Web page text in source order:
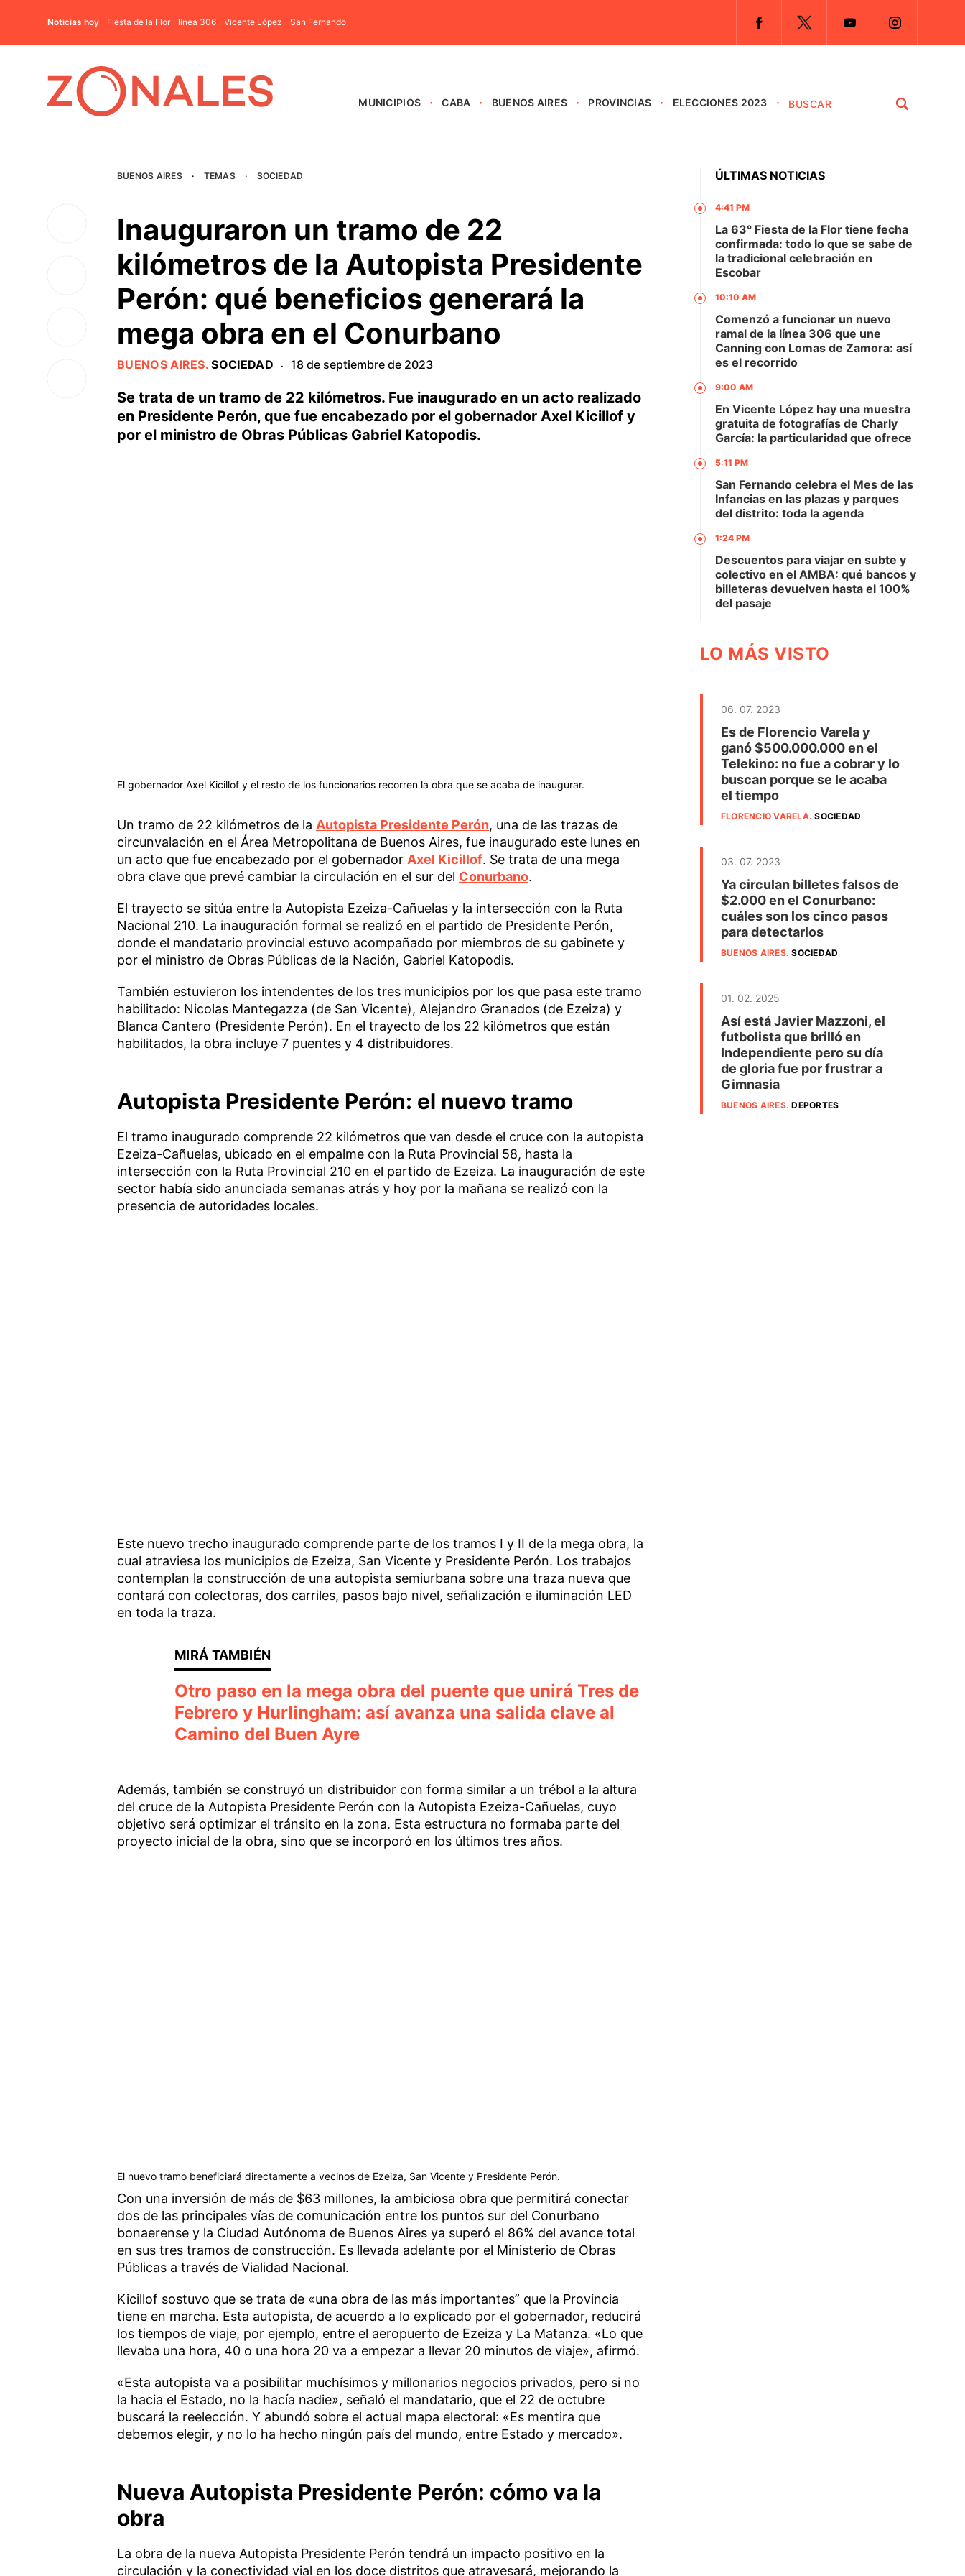
Noticias hoy Fiesta de la Flor línea 306 Vicente López San Fernando
MUNICIPIOS CABA BUENOS AIRES PROVINCIAS ELECCIONES 2023
BUENOS AIRES · TEMAS · SOCIEDAD
Inauguraron un tramo de 22
kilómetros de la Autopista Presidente
Perón: qué beneficios generará la
mega obra en el Conurbano
BUENOS AIRES.SOCIEDAD · 18 de septiembre de 2023
Se trata de un tramo de 22 kilómetros. Fue inaugurado en un acto realizado
en Presidente Perón, que fue encabezado por el gobernador Axel Kicillof y
por el ministro de Obras Públicas Gabriel Katopodis.
El gobernador Axel Kicillof y el resto de los funcionarios recorren la obra que se acaba de inaugurar.
Un tramo de 22 kilómetros de la Autopista Presidente Perón, una de las trazas de
circunvalación en el Área Metropolitana de Buenos Aires, fue inaugurado este lunes en
un acto que fue encabezado por el gobernador Axel Kicillof. Se trata de una mega
obra clave que prevé cambiar la circulación en el sur del Conurbano.
El trayecto se sitúa entre la Autopista Ezeiza-Cañuelas y la intersección con la Ruta
Nacional 210. La inauguración formal se realizó en el partido de Presidente Perón,
donde el mandatario provincial estuvo acompañado por miembros de su gabinete y
por el ministro de Obras Públicas de la Nación, Gabriel Katopodis.
También estuvieron los intendentes de los tres municipios por los que pasa este tramo
habilitado: Nicolas Mantegazza (de San Vicente), Alejandro Granados (de Ezeiza) y
Blanca Cantero (Presidente Perón). En el trayecto de los 22 kilómetros que están
habilitados, la obra incluye 7 puentes y 4 distribuidores.
Autopista Presidente Perón: el nuevo tramo
El tramo inaugurado comprende 22 kilómetros que van desde el cruce con la autopista
Ezeiza-Cañuelas, ubicado en el empalme con la Ruta Provincial 58, hasta la
intersección con la Ruta Provincial 210 en el partido de Ezeiza. La inauguración de este
sector había sido anunciada semanas atrás y hoy por la mañana se realizó con la
presencia de autoridades locales.
Este nuevo trecho inaugurado comprende parte de los tramos I y II de la mega obra, la
cual atraviesa los municipios de Ezeiza, San Vicente y Presidente Perón. Los trabajos
contemplan la construcción de una autopista semiurbana sobre una traza nueva que
contará con colectoras, dos carriles, pasos bajo nivel, señalización e iluminación LED
en toda la traza.
Otro paso en la mega obra del puente que unirá Tres de
Febrero y Hurlingham: así avanza una salida clave al
Camino del Buen Ayre
Además, también se construyó un distribuidor con forma similar a un trébol a la altura
del cruce de la Autopista Presidente Perón con la Autopista Ezeiza-Cañuelas, cuyo
objetivo será optimizar el tránsito en la zona. Esta estructura no formaba parte del
proyecto inicial de la obra, sino que se incorporó en los últimos tres años.
El nuevo tramo beneficiará directamente a vecinos de Ezeiza, San Vicente y Presidente Perón.
Con una inversión de más de $63 millones, la ambiciosa obra que permitirá conectar
dos de las principales vías de comunicación entre los puntos sur del Conurbano
bonaerense y la Ciudad Autónoma de Buenos Aires ya superó el 86% del avance total
en sus tres tramos de construcción. Es llevada adelante por el Ministerio de Obras
Públicas a través de Vialidad Nacional.
Kicillof sostuvo que se trata de «una obra de las más importantes” que la Provincia
tiene en marcha. Esta autopista, de acuerdo a lo explicado por el gobernador, reducirá
los tiempos de viaje, por ejemplo, entre el aeropuerto de Ezeiza y La Matanza. «Lo que
llevaba una hora, 40 o una hora 20 va a empezar a llevar 20 minutos de viaje», afirmó.
«Esta autopista va a posibilitar muchísimos y millonarios negocios privados, pero si no
la hacia el Estado, no la hacía nadie», señaló el mandatario, que el 22 de octubre
buscará la reelección. Y abundó sobre el actual mapa electoral: «Es mentira que
debemos elegir, y no lo ha hecho ningún país del mundo, entre Estado y mercado».
Nueva Autopista Presidente Perón: cómo va la
obra
La obra de la nueva Autopista Presidente Perón tendrá un impacto positivo en la
circulación y la conectividad vial en los doce distritos que atravesará, mejorando la
ÚLTIMAS NOTICIAS
4:41 PM
La 63° Fiesta de la Flor tiene fecha
confirmada: todo lo que se sabe de
la tradicional celebración en
Escobar
10:10 AM
Comenzó a funcionar un nuevo
ramal de la línea 306 que une
Canning con Lomas de Zamora: así
es el recorrido
9:00 AM
En Vicente López hay una muestra
gratuita de fotografías de Charly
García: la particularidad que ofrece
5:11 PM
San Fernando celebra el Mes de las
Infancias en las plazas y parques
del distrito: toda la agenda
1:24 PM
Descuentos para viajar en subte y
colectivo en el AMBA: qué bancos y
billeteras devuelven hasta el 100%
del pasaje
LO MÁS VISTO
06. 07. 2023
Es de Florencio Varela y
ganó $500.000.000 en el
Telekino: no fue a cobrar y lo
buscan porque se le acaba
el tiempo
FLORENCIO VARELA.SOCIEDAD
03. 07. 2023
Ya circulan billetes falsos de
$2.000 en el Conurbano:
cuáles son los cinco pasos
para detectarlos
BUENOS AIRES.SOCIEDAD
01. 02. 2025
Así está Javier Mazzoni, el
futbolista que brilló en
Independiente pero su día
de gloria fue por frustrar a
Gimnasia
BUENOS AIRES.DEPORTES